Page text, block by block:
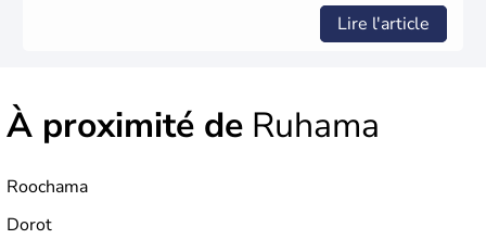
Lire l'article
À proximité de Ruhama
Roochama
Dorot